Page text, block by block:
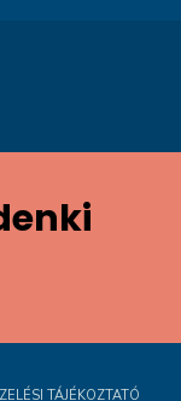
TÁJÉKOZTATÓ